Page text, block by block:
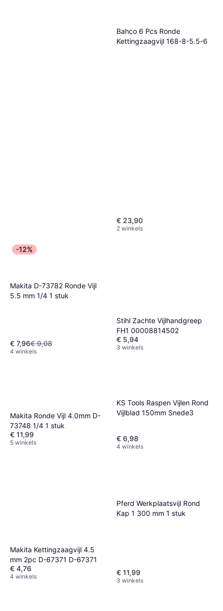
Bahco 6 Pcs Ronde
Kettingzaagvijl 168-8-5.5-6
€ 23,90
2 winkels
-12%
Makita D-73782 Ronde Vijl
5.5 mm 1/4 1 stuk
€ 7,96€ 9,08
4 winkels
Stihl Zachte Vijlhandgreep
FH1 00008814502
€ 5,94
3 winkels
Makita Ronde Vijl 4.0mm D-
73748 1/4 1 stuk
€ 11,99
5 winkels
KS Tools Raspen Vijlen Rond
Vijlblad 150mm Snede3
€ 6,98
4 winkels
Makita Kettingzaagvijl 4.5
mm 2pc D-67371 D-67371
€ 4,76
4 winkels
Pferd Werkplaatsvijl Rond
Kap 1 300 mm 1 stuk
€ 11,99
3 winkels